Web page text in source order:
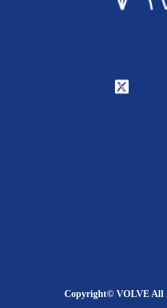
Copyright© VOLVE All